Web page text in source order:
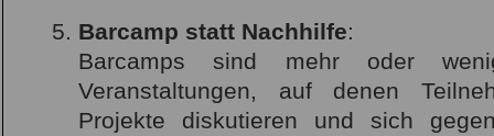
Barcamp statt Nachhilfe:
Barcamps sind mehr oder
Veranstaltungen, auf denen
Projekte diskutieren und sich